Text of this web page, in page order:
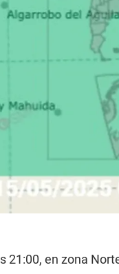
21:00, en zona